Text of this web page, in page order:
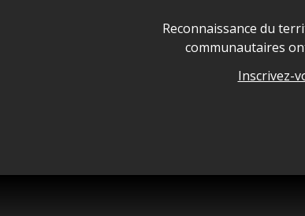
Legal Aid Ontario
Reconnaissance du
communautaires
Inscrivez-